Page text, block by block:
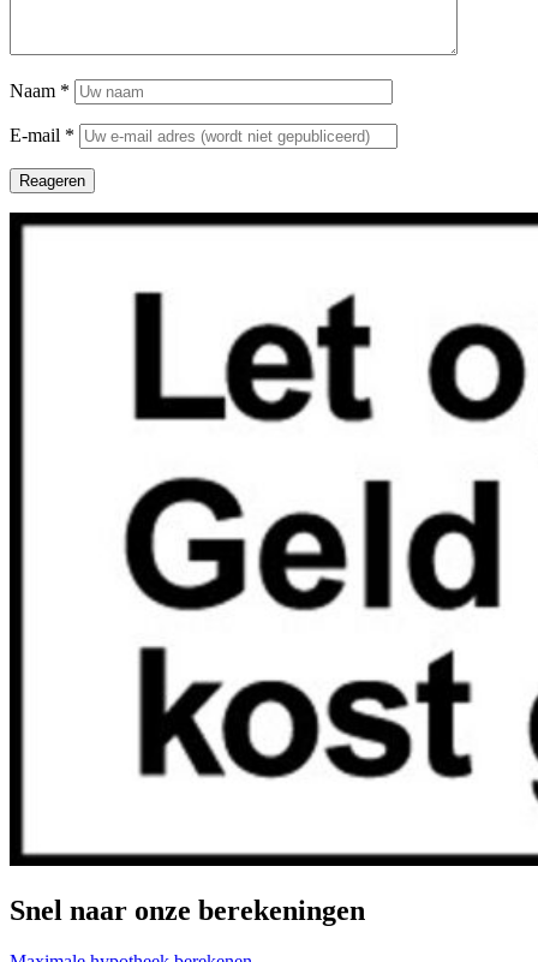
Naam *
E-mail *
Reageren
Snel naar onze berekeningen